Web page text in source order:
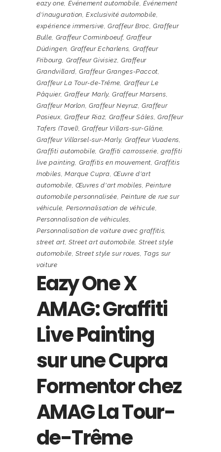
eazy one, Événement automobile, Événement
d'inauguration,Exclusivité automobile,
expérience immersive,Graffeur Broc,Graffeur
Bulle, Graffeur Corminboeuf, Graffeur
Düdingen, Graffeur Echarlens, Graffeur
Fribourg, Graffeur Givisiez, Graffeur
Grandvillard,Graffeur Granges-Paccot,
Graffeur La Tour-de-Trême, Graffeur Le
Pâquier, Graffeur Marly,Graffeur Marsens,
Graffeur Morlon,Graffeur Neyruz,Graffeur
Posieux, Graffeur Riaz, Graffeur Sâles,Graffeur
Tafers (Tavel),Graffeur Villars-sur-Glâne,
Graffeur Villarsel-sur-Marly, Graffeur Vuadens,
Graffiti automobile, Graffiti carrosserie, graffiti
live painting, Graffitis en mouvement,Graffitis
mobiles, Marque Cupra, Œuvre d'art
automobile, Œuvres d'art mobiles,Peinture
automobile personnalisée, Peinture de rue sur
véhicule, Personnalisation de véhicule,
Personnalisation de véhicules,
Personnalisation de voiture avec graffitis,
street art, Street art automobile, Street style
automobile, Street style sur roues, Tags sur
voiture
Eazy One X
AMAG: Graffiti
Live Painting
sur une Cupra
Formentor chez
AMAG La Tour-
de-Trême